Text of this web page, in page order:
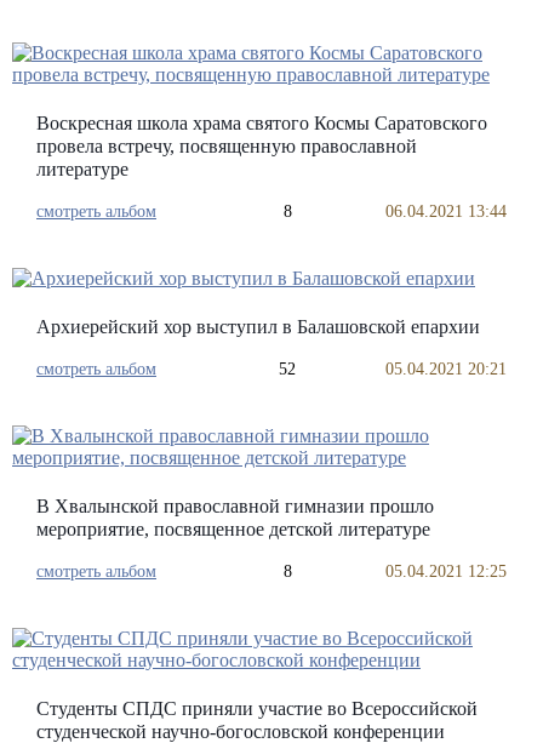
Воскресная школа храма святого Космы Саратовского
провела встречу, посвященную православной
литературе
смотреть альбом 8 06.04.2021 13:44
Архиерейский хор выступил в Балашовской епархии
смотреть альбом 52 05.04.2021 20:21
В Хвалынской православной гимназии прошло
мероприятие, посвященное детской литературе
смотреть альбом 8 05.04.2021 12:25
Студенты СПДС приняли участие во Всероссийской
студенческой научно-богословской конференции